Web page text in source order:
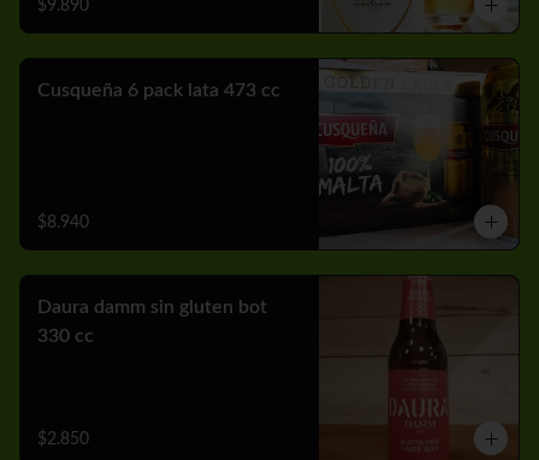
$9.890
Cusqueña 6 pack lata 473 cc
$8.940
Daura damm sin gluten bot
330 cc
$2.850